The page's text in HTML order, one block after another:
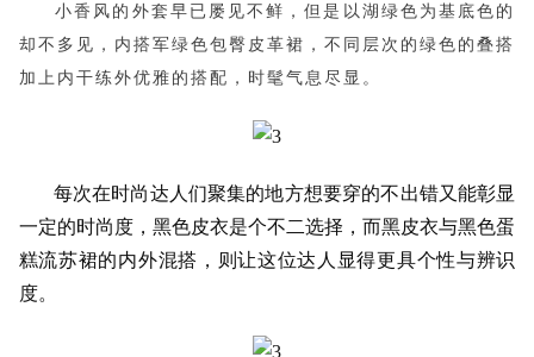
小香风的外套早已屡见不鲜，但是以湖绿色为基底色的
却不多见，内搭军绿色包臀皮革裙，不同层次的绿色的叠搭
加上内干练外优雅的搭配，时髦气息尽显。
每次在时尚达人们聚集的地方想要穿的不出错又能彰显
一定的时尚度，黑色皮衣是个不二选择，而黑皮衣与黑色蛋
糕流苏裙的内外混搭，则让这位达人显得更具个性与辨识
度。